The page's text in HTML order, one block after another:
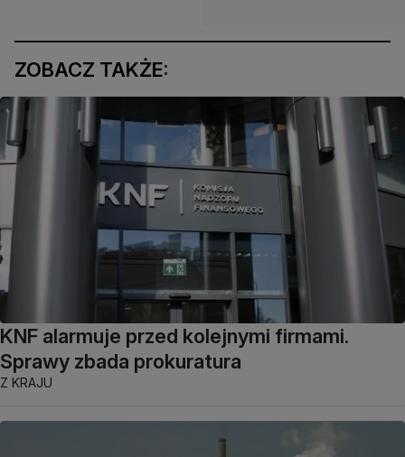
ZOBACZ TAKŻE:
KNF alarmuje przed kolejnymi firmami.
Sprawy zbada prokuratura
Z KRAJU